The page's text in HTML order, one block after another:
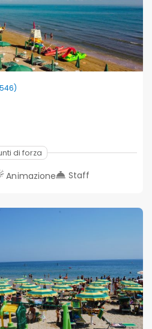
di forza
Animazione Staff